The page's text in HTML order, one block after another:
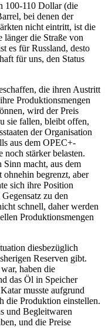
100-110 Dollar (die
bei denen der
nicht eintritt, ist die
länger die Straße von
es für Russland, desto
für uns, den Status
die ihren Austritt
Produktionsmengen
wird der Preis
sie fallen, bleibt offen,
der Organisation
aus dem OPEC+-
noch stärker belasten.
macht, aus dem
begrenzt, aber
sich ihre Position
zu den
schnell, daher werden
Produktionsmengen
diesbezüglich
Reserven gibt.
haben die
das Öl in Speicher
musste aufgrund
die Produktion einstellen.
und Begleitwaren
und die Preise